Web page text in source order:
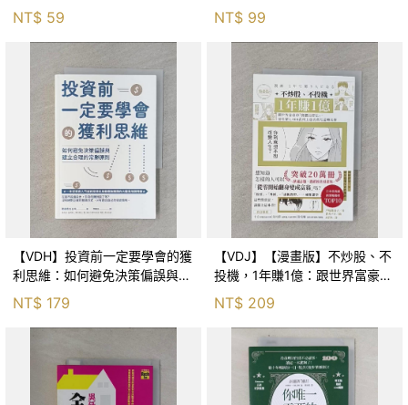
NT$ 59 NT$ 99
【VDH】投資前一定要學會的獲
利思維：如何避免決策偏誤與建
立合理的常勝原則_崔森旭
NT$ 179
【VDJ】【漫畫版】不炒股、不
投機，1年賺1億：跟世界富豪學
「實體投資法」，從負債3,400
萬到上億資產的逆轉故事_戶塚
真由子, 譯者：周
NT$ 209